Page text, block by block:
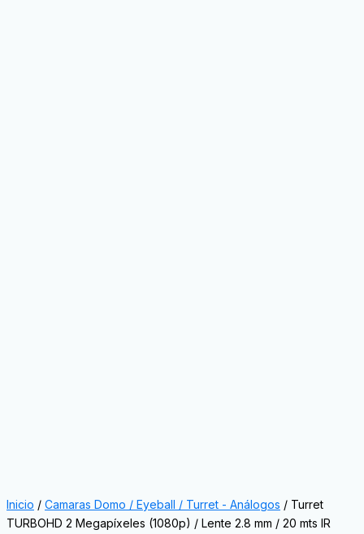
Inicio / Camaras Domo / Eyeball / Turret - Análogos / Turret
TURBOHD 2 Megapíxeles (1080p) / Lente 2.8 mm / 20 mts IR